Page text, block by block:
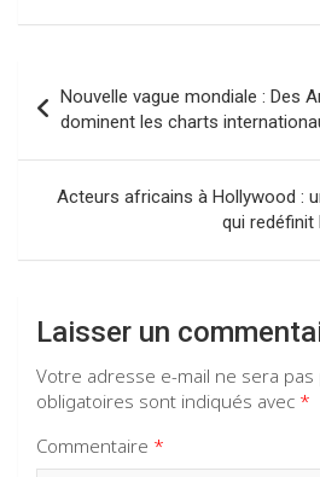
de
l’article
Nouvelle vague mondiale : Des
dominent les charts
Acteurs africains à Hollywood :
qui redéfinit
Laisser un
Votre adresse e-mail ne sera pas
obligatoires sont indiqués avec *
Commentaire *